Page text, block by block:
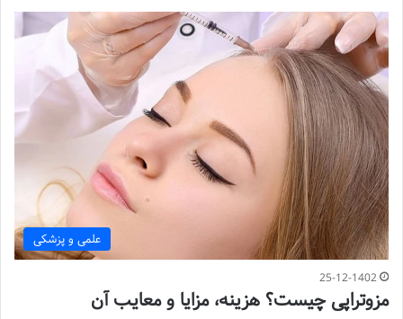
علمی و پزشکی
25-12-1402
مزوتراپی چیست؟ هزینه، مزایا و معایب آن